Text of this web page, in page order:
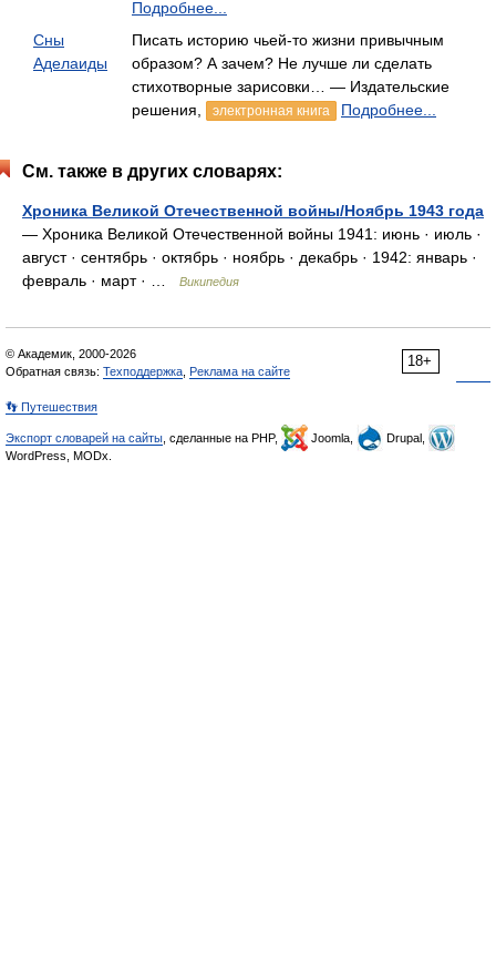
Подробнее...
Сны
Аделаиды
Писать историю чьей-то жизни привычным
образом? А зачем? Не лучше ли сделать
стихотворные зарисовки… — Издательские
решения,
электронная книга Подробнее...
См. также в других словарях:
Хроника Великой Отечественной войны/Ноябрь 1943 года
— Хроника Великой Отечественной войны 1941: июнь · июль ·
август · сентябрь · октябрь · ноябрь · декабрь · 1942: январь ·
февраль · март · …
Википедия
18+
© Академик, 2000-2026
Обратная связь: Техподдержка Реклама на сайте
👣 Путешествия
Экспорт словарей на сайты , сделанные на PHP, Joomla,
Drupal,
WordPress, MODx.